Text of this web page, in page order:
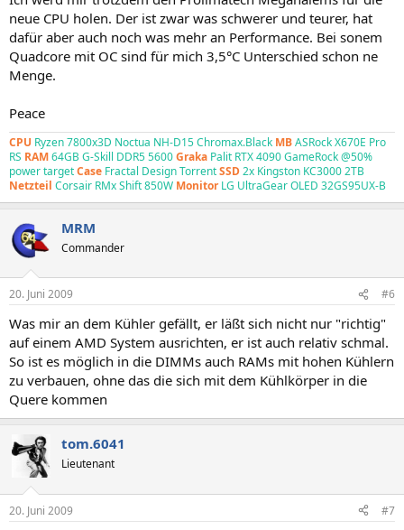
neue CPU holen. Der ist zwar was schwerer und teurer, hat
dafür aber auch noch was mehr an Performance. Bei sonem
Quadcore mit OC sind für mich 3,5°C Unterschied schon ne
Menge.
Peace
CPU Ryzen 7800x3D Noctua NH-D15 Chromax.Black MBASRock X670E Pro
RS RAM64GB G-Skill DDR5 5600Graka Palit RTX 4090 GameRock@50%
power targetCase Fractal Design TorrentSSD2x Kingston KC3000 2TB
Netzteil Corsair RMx Shift 850W MonitorLG UltraGear OLED 32GS95UX-B
MRM
Commander
20. Juni 2009 #6
Was mir an dem Kühler gefällt, er läßt sich nicht nur "richtig"
auf einem AMD System ausrichten, er ist auch relativ schmal.
So ist es möglich in die DIMMs auch RAMs mit hohen Kühlern
zu verbauen, ohne das die sich mit dem Kühlkörper in die
Quere kommen
tom.6041
Lieutenant
20. Juni 2009 #7